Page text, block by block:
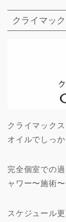
クライマッ
クライマック
オイルでしっ
完全個室での
ャワー〜施術
スケジュール